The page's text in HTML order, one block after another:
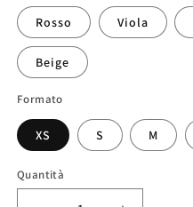
Rosso Viola
Beige
Formato
XS S M
Quantità